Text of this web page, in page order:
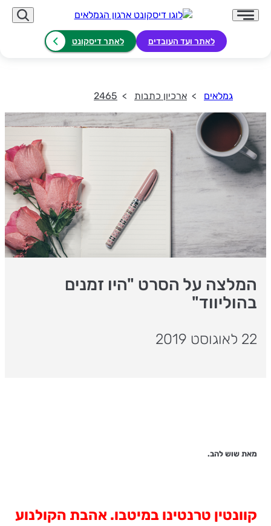
לאתר ועד העובדים לאתר דיסקונט
גמלאים ארכיון כתבות 2465
המלצה על הסרט "היו זמנים
בהוליווד"
22 לאוגוסט 2019
מאת שוש להב.
קוונטין טרנטינו במיטבו. אהבת הקולנוע